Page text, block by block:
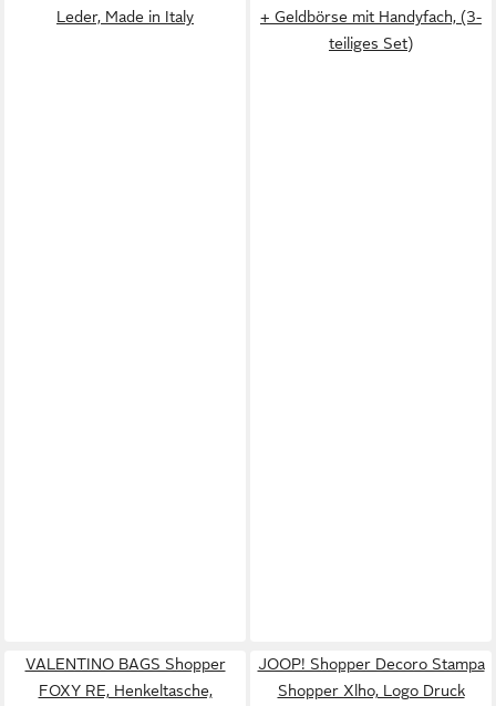
Leder, Made in Italy
+ Geldbörse mit Handyfach, (3-
teiliges Set)
VALENTINO BAGS Shopper
FOXY RE, Henkeltasche,
JOOP! Shopper Decoro Stampa
Shopper Xlho, Logo Druck